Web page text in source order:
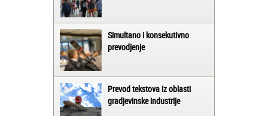
Simultano i konsekutivno
prevodjenje
Prevod tekstova iz oblasti
gradjevinske industrije